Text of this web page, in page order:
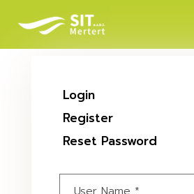
Login
Register
Reset Password